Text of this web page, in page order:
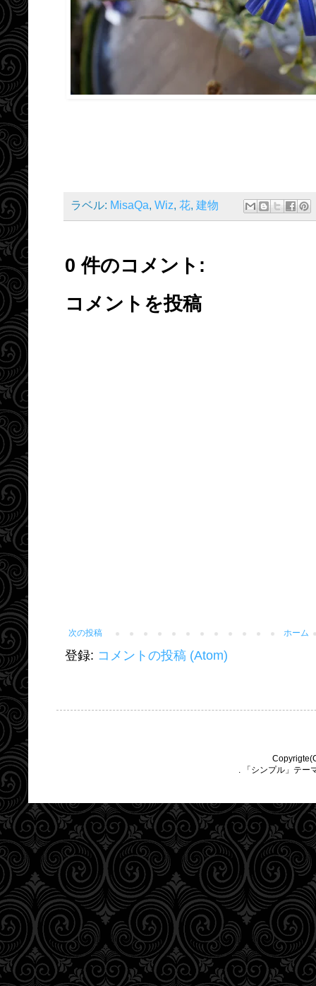
ラベル: MisaQa, Wiz, 花, 建物
0 件のコメント:
コメントを投稿
次の投稿 ホーム
登録: コメントの投稿 (Atom)
. 「シンプル」テー